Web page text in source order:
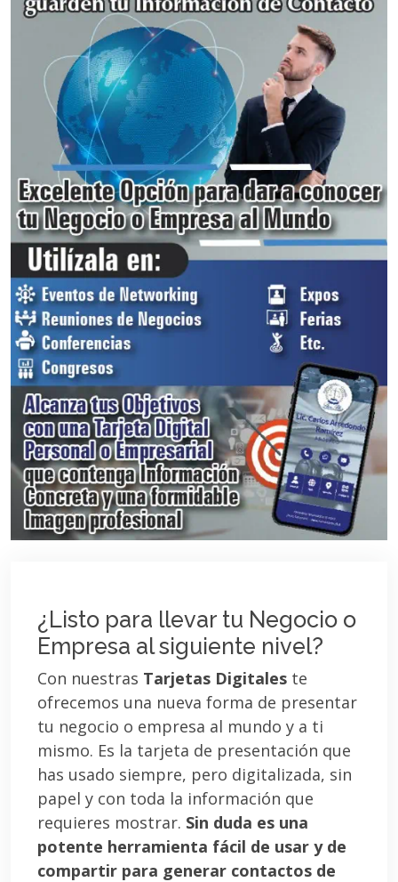
¿Listo para llevar tu Negocio o
Empresa al siguiente nivel?
Con nuestras Tarjetas Digitales te
ofrecemos una nueva forma de presentar
tu negocio o empresa al mundo y a ti
mismo. Es la tarjeta de presentación que
has usado siempre, pero digitalizada, sin
papel y con toda la información que
requieres mostrar. Sin duda es una
potente herramienta fácil de usar y de
compartir para generar contactos de